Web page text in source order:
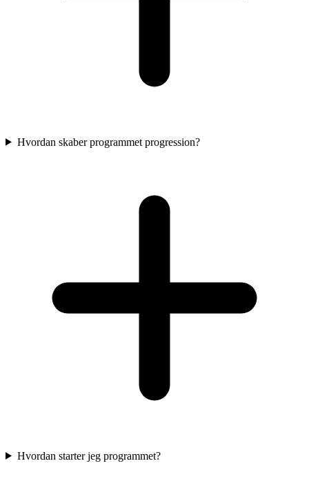
Hvordan skaber programmet progression?
Hvordan starter jeg programmet?